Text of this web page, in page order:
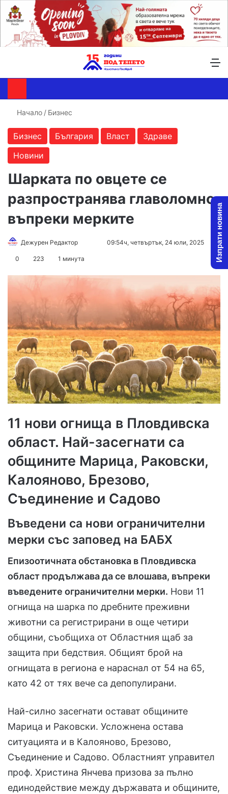
Начало / Бизнес
Бизнес България Власт
Здраве
Новини
Шарката по овцете се
разпространява главоломно
въпреки мерките
Дежурен Редактор
Send09:54ч, четвъртък, 24 юли, 2025
0 223 1 минута
11 нови огнища в Пловдивска
област. Най-засегнати са
общините Марица, Раковски,
Калояново, Брезово,
Съединение и Садово
Въведени са нови ограничителни
мерки със заповед на БАБХ
Епизоотичната обстановка в Пловдивска
област продължава да се влошава, въпреки
въведените ограничителни мерки. Нови 11
огнища на шарка по дребните преживни
животни са регистрирани в още четири
общини, съобщиха от Областния щаб за
защита при бедствия. Общият брой на
огнищата в региона е нараснал от 54 на 65,
като 42 от тях вече са депопулирани.
Най-силно засегнати остават общините
Марица и Раковски. Усложнена остава
ситуацията и в Калояново, Брезово,
Съединение и Садово. Областният управител
проф. Христина Янчева призова за пълно
единодействие между държавата и общините,
Изпрати новина